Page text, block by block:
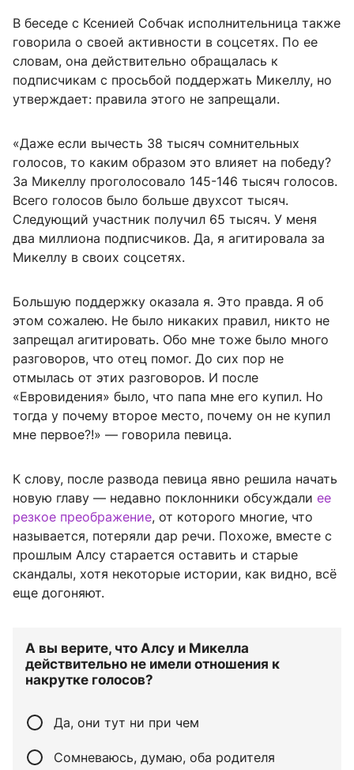
В беседе с Ксенией Собчак исполнительница также
говорила о своей активности в соцсетях. По ее
словам, она действительно обращалась к
подписчикам с просьбой поддержать Микеллу, но
утверждает: правила этого не запрещали.
«Даже если вычесть 38 тысяч сомнительных
голосов, то каким образом это влияет на победу?
За Микеллу проголосовало 145-146 тысяч голосов.
Всего голосов было больше двухсот тысяч.
Следующий участник получил 65 тысяч. У меня
два миллиона подписчиков. Да, я агитировала за
Микеллу в своих соцсетях.
Большую поддержку оказала я. Это правда. Я об
этом сожалею. Не было никаких правил, никто не
запрещал агитировать. Обо мне тоже было много
разговоров, что отец помог. До сих пор не
отмылась от этих разговоров. И после
«Евровидения» было, что папа мне его купил. Но
тогда у почему второе место, почему он не купил
мне первое?!» — говорила певица.
К слову, после развода певица явно решила начать
новую главу — недавно поклонники обсуждали ее
резкое преображение, от которого многие, что
называется, потеряли дар речи. Похоже, вместе с
прошлым Алсу старается оставить и старые
скандалы, хотя некоторые истории, как видно, всё
еще догоняют.
А вы верите, что Алсу и Микелла
действительно не имели отношения к
накрутке голосов?
Да, они тут ни при чем
Сомневаюсь, думаю, оба родителя